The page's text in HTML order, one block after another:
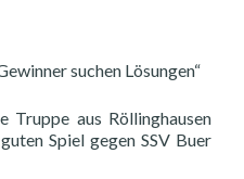
suchen Lösungen“
Truppe aus Röllinghausen
Spiel gegen SSV Buer